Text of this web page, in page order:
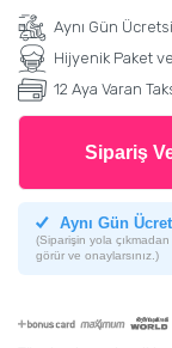
Aynı Gün
Hijyenik Paket
12 Aya Varan
Sipariş
Aynı Gün
(Siparişin yola
görür ve onaylarsınız.)